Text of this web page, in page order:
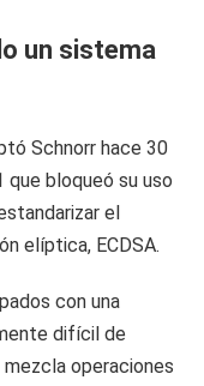
un sistema
Schnorr hace 30
que bloqueó su uso
el
elíptica, ECDSA.
con una
difícil de
operaciones